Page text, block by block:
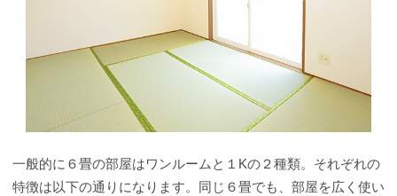
一般的に６畳の部屋はワンルームと１Kの２種類。それぞれの
特徴は以下の通りになります。同じ６畳でも、部屋を広く使い